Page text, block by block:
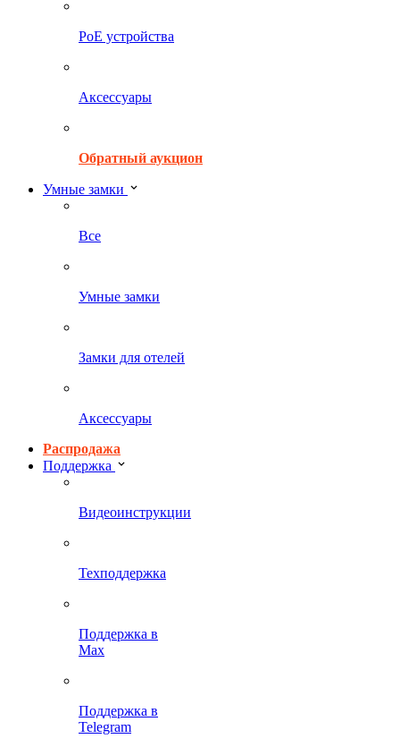
PoE устройства
Аксессуары
Обратный аукцион
Умные замки
Все
Умные замки
Замки для отелей
Аксессуары
Распродажа
Поддержка
Видеоинструкции
Техподдержка
Поддержка в
Max
Поддержка в
Telegram